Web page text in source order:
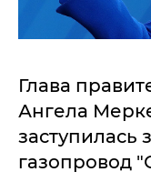
Глава
Ангела
заступилась
газопровод